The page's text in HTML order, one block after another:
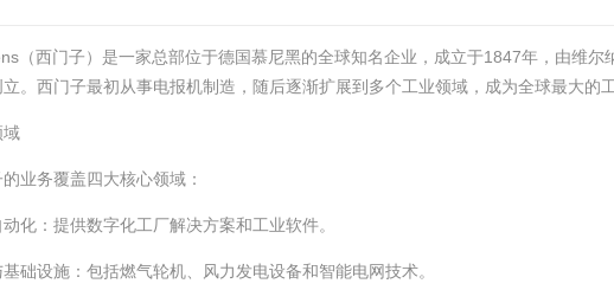
（西门子）是一家总部位于德国慕尼黑的全球知名企业，成立于1847年，由维尔
。西门子最初从事电报机制造，随后逐渐扩展到多个工业领域，成为全球最大的
业务覆盖四大核心领域：
化‌：提供数字化工厂解决方案和工业软件‌。
础设施‌：包括燃气轮机、风力发电设备和智能电网技术‌。